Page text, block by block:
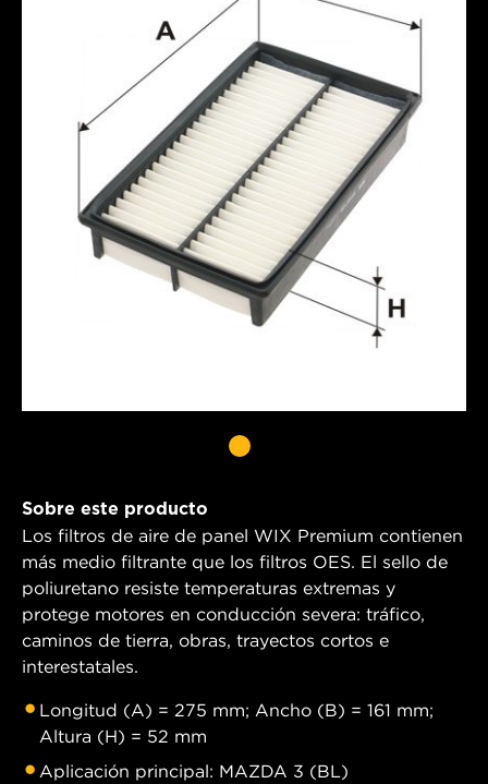
Sobre este producto
Los filtros de aire de panel WIX Premium contienen
más medio filtrante que los filtros OES. El sello de
poliuretano resiste temperaturas extremas y
protege motores en conducción severa: tráfico,
caminos de tierra, obras, trayectos cortos e
interestatales.
Longitud (A) = 275 mm; Ancho (B) = 161 mm;
Altura (H) = 52 mm
Aplicación principal: MAZDA 3 (BL)